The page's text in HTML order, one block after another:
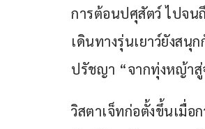
การต้อนปศุสัตว์ ไปจน
เดินทางรุ่นเยาว์ยังส
ปรัชญา “จากทุ่งหญ้าสู่
วิสตาเจ็ทก่อตั้งขึ้นเมื่อ